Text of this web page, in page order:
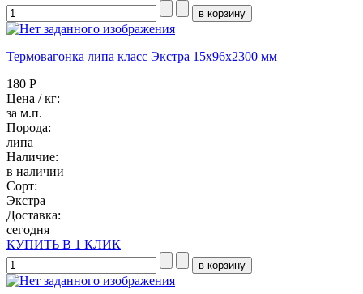
Термовагонка липа класс Экстра 15x96x2300 мм
180 Р
Цена / кг:
за м.п.
Порода:
липа
Наличие:
в наличии
Сорт:
Экстра
Доставка:
сегодня
КУПИТЬ В 1 КЛИК